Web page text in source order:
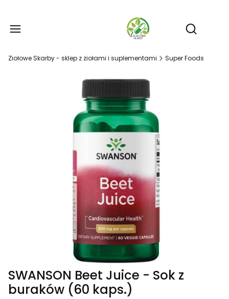
Otwórz
Ziołowe Skarby - sklep z ziołami i suplementami Super Foods
SWANSON Beet Juice - Sok z
buraków (60 kaps.)